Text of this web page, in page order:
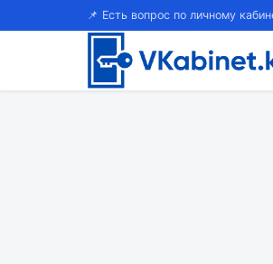
📌 Есть вопрос по личному